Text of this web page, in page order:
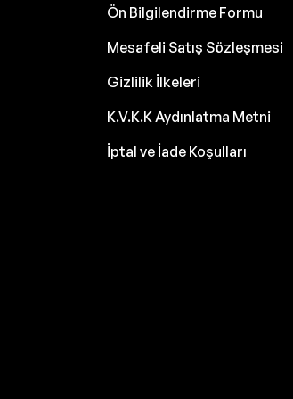
Ön Bilgilendirme Formu
Mesafeli Satış Sözleşmesi
Gizlilik İlkeleri
K.V.K.K Aydınlatma Metni
İptal ve İade Koşulları